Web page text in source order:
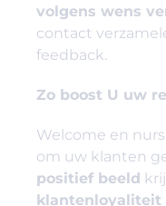
volgens wens
contact
feedback.
Zo boost U uw
Welcome en
om uw klanten
positief beeld
klantenloyaliteit